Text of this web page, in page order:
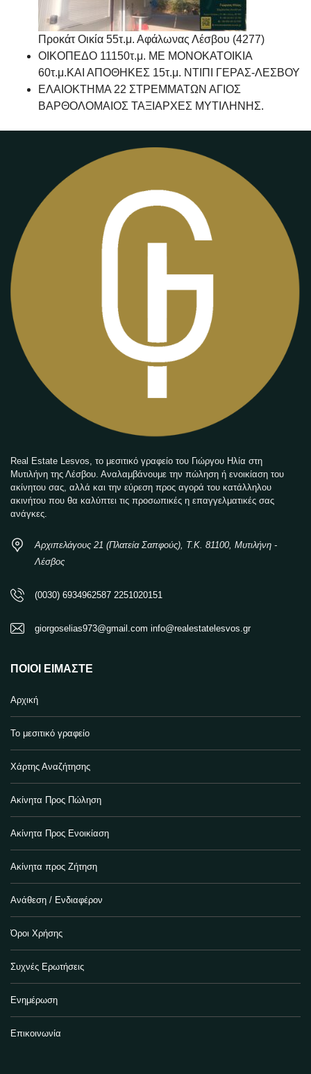
Προκάτ Οικία 55τ.μ. Αφάλωνας Λέσβου (4277)
ΟΙΚΟΠΕΔΟ 11150τ.μ. ΜΕ ΜΟΝΟΚΑΤΟΙΚΙΑ
60τ.μ.ΚΑΙ ΑΠΟΘΗΚΕΣ 15τ.μ. ΝΤΙΠΙ ΓΕΡΑΣ-ΛΕΣΒΟΥ
ΕΛΑΙΟΚΤΗΜΑ 22 ΣΤΡΕΜΜΑΤΩΝ ΑΓΙΟΣ
ΒΑΡΘΟΛΟΜΑΙΟΣ ΤΑΞΙΑΡΧΕΣ ΜΥΤΙΛΗΝΗΣ.
Real Estate Lesvos, το μεσιτικό γραφείο του Γιώργου Ηλία στη
Μυτιλήνη της Λέσβου. Αναλαμβάνουμε την πώληση ή ενοικίαση του
ακίνητου σας, αλλά και την εύρεση προς αγορά του κατάλληλου
ακινήτου που θα καλύπτει τις προσωπικές η επαγγελματικές σας
ανάγκες.
Αρχιπελάγους 21 (Πλατεία Σαπφούς), Τ.Κ. 81100, Μυτιλήνη -
Λέσβος
(0030) 6934962587 2251020151
giorgoselias973@gmail.com info@realestatelesvos.gr
ΠΟΙΟΙ ΕΊΜΑΣΤΕ
Αρχική
Το μεσιτικό γραφείο
Χάρτης Αναζήτησης
Ακίνητα Προς Πώληση
Ακίνητα Προς Ενοικίαση
Ακίνητα προς Ζήτηση
Ανάθεση / Ενδιαφέρον
Όροι Χρήσης
Συχνές Ερωτήσεις
Ενημέρωση
Επικοινωνία